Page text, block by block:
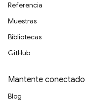
Referencia
Muestras
Bibliotecas
GitHub
Mantente conectado
Blog